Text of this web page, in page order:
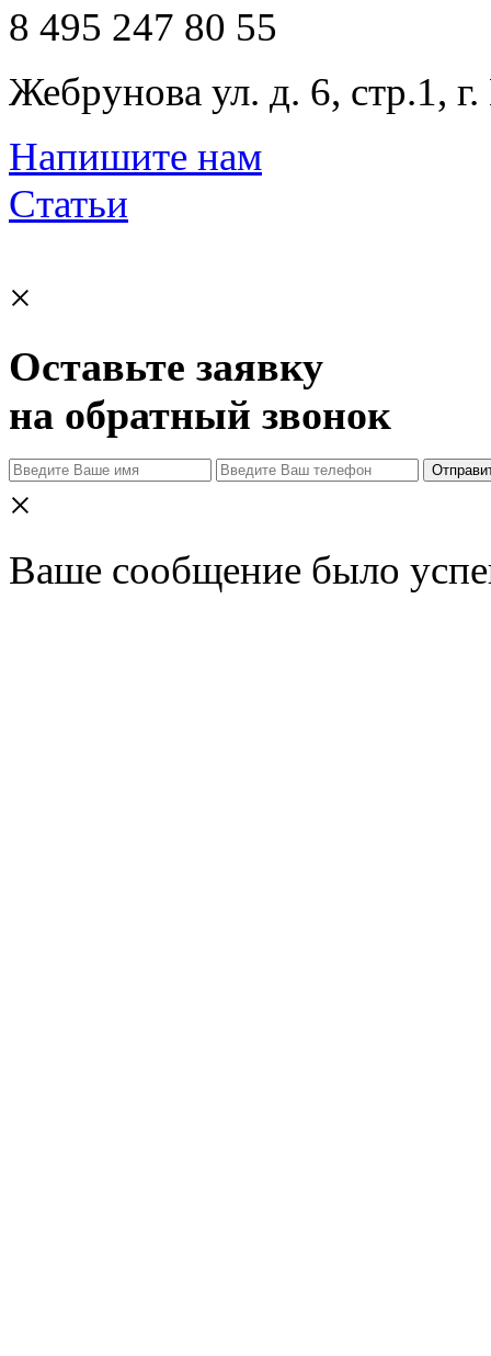
8 495 247 80 55
Жебрунова ул. д. 6, стр.1,
Напишите нам
Статьи
×
Оставьте заявку
на обратный звонок
×
Ваше сообщение было